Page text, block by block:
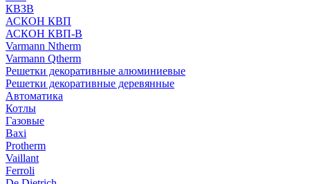
КВЗВ
АСКОН КВП
АСКОН КВП-В
Varmann Ntherm
Varmann Qtherm
Решетки декоративные алюминиевые
Решетки декоративные деревянные
Автоматика
Котлы
Газовые
Baxi
Protherm
Vaillant
Ferroli